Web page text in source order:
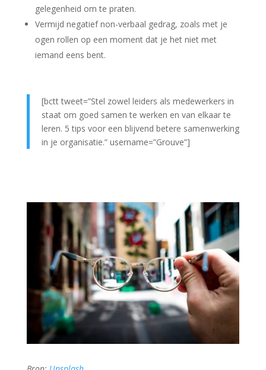
gelegenheid om te praten.
Vermijd negatief non-verbaal gedrag, zoals met je
ogen rollen op een moment dat je het niet met
iemand eens bent.
[bctt tweet=”Stel zowel leiders als medewerkers in
staat om goed samen te werken en van elkaar te
leren. 5 tips voor een blijvend betere samenwerking
in je organisatie.” username=”Grouve”]